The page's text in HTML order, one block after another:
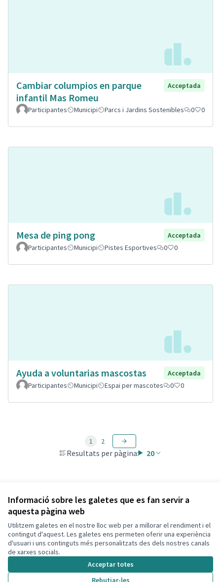
Informació sobre les galetes que es fan servir a
aquesta pàgina web
Utilitzem galetes en el nostre lloc web per a millorar el rendiment i el
contingut d'aquest. Les galetes ens permeten oferir una experiència
d'usuari i uns continguts més personalitzats des dels nostres canals
de xarxes socials.
Acceptar totes
Rebutjar-les
Cambiar columpios en parque
infantil Mas Romeu
Acceptada
Participantes Municipi Parcs i Jardins Sostenibles 0 0
Mesa de ping pong
Acceptada
Participantes
Municipi Pistes Esportives 0 0
Ayuda a voluntarias mascostas
Acceptada
Participantes
Municipi Espai per mascotes 0 0
Resultats per pàgina: 20
1 2
Veure totes les propostes retirades
Termes i condicions d'ús
Configuració de les galetes
Decidim Calafell a X
(Enllaç extern)
Decidim Calafell a Facebook
Decidim Calafell a YouTube
Decidim Calafell a GitHub
(Enllaç extern)